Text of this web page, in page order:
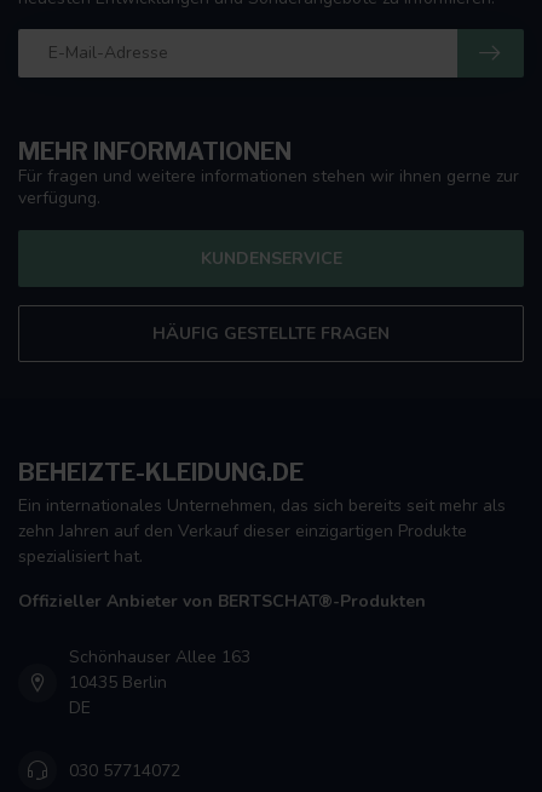
MEHR INFORMATIONEN
Für fragen und weitere informationen stehen wir ihnen gerne zur
verfügung.
KUNDENSERVICE
HÄUFIG GESTELLTE FRAGEN
BEHEIZTE-KLEIDUNG.DE
Ein internationales Unternehmen, das sich bereits seit mehr als
zehn Jahren auf den Verkauf dieser einzigartigen Produkte
spezialisiert hat.
Offizieller Anbieter von BERTSCHAT®-Produkten
Schönhauser Allee 163
10435 Berlin
DE
030 57714072